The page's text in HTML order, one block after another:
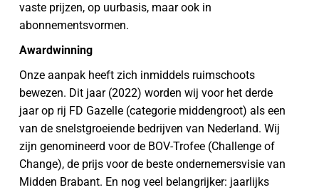
vaste prijzen, op uurbasis, maar ook in
abonnementsvormen.
Awardwinning
Onze aanpak heeft zich inmiddels ruimschoots
bewezen. Dit jaar (2022) worden wij voor het derde
jaar op rij FD Gazelle (categorie middengroot) als een
van de snelstgroeiende bedrijven van Nederland. Wij
zijn genomineerd voor de BOV-Trofee (Challenge of
Change), de prijs voor de beste ondernemersvisie van
Midden Brabant. En nog veel belangrijker: jaarlijks